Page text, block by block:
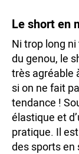
Le short en
Ni trop long
du genou, le
très agréable
si on ne fait
tendance !
élastique et
pratique. Il
des sports en